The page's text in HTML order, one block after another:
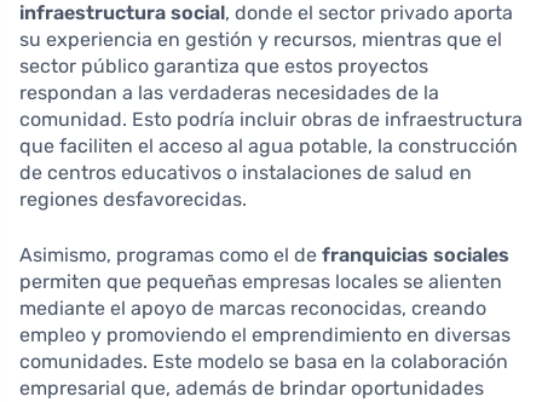
infraestructura social, donde el sector privado aporta
su experiencia en gestión y recursos, mientras que el
sector público garantiza que estos proyectos
respondan a las verdaderas necesidades de la
comunidad. Esto podría incluir obras de infraestructura
que faciliten el acceso al agua potable, la construcción
de centros educativos o instalaciones de salud en
regiones desfavorecidas.
Asimismo, programas como el de franquicias sociales
permiten que pequeñas empresas locales se alienten
mediante el apoyo de marcas reconocidas, creando
empleo y promoviendo el emprendimiento en diversas
comunidades. Este modelo se basa en la colaboración
empresarial que, además de brindar oportunidades